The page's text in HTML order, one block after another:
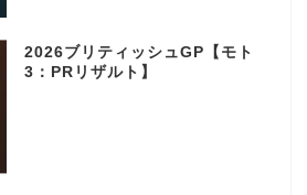
2026ブリティッシュGP【モト
3：PRリザルト】